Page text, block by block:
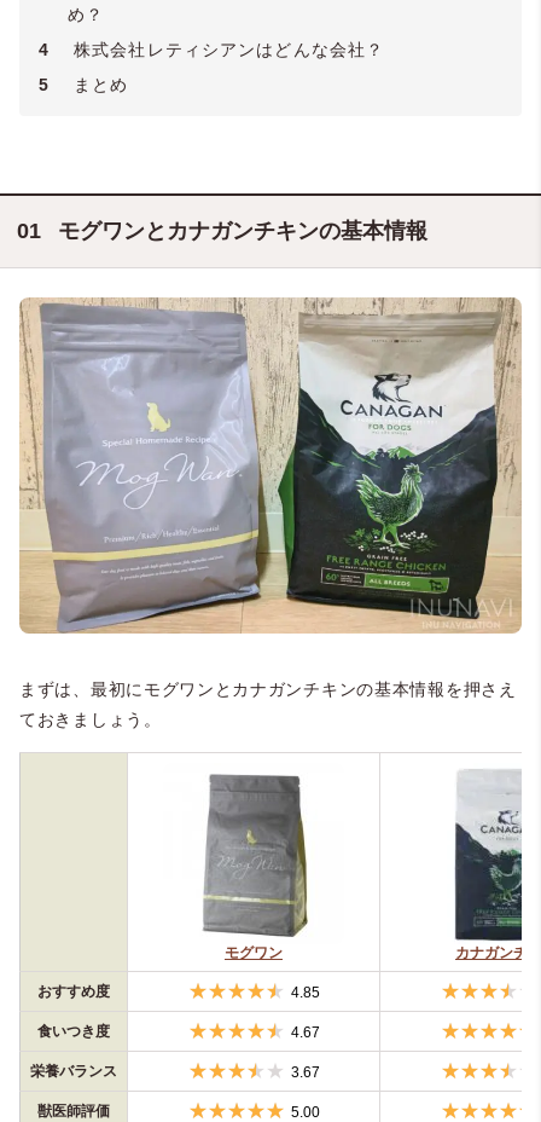
め？
4
株式会社レティシアンはどんな会社？
5
まとめ
モグワンとカナガンチキンの基本情報
まずは、最初にモグワンとカナガンチキンの基本情報を押さえ
ておきましょう。
モグワン カナガンチ
おすすめ度 4.85
食いつき度 4.67
栄養バランス 3.67
獣医師評価 5.00